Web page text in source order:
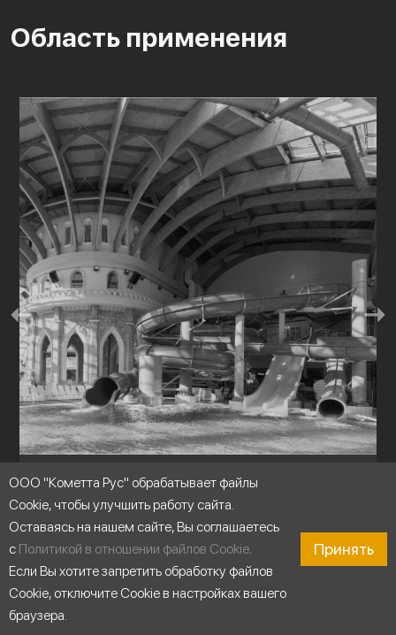
Область применения
Аквапарки
ООО "Кометта Рус" обрабатывает файлы
Cookie, чтобы улучшить работу сайта.
Оставаясь на нашем сайте, Вы соглашаетесь
с Политикой в отношении файлов Cookie.
Если Вы хотите запретить обработку файлов
Cookie, отключите Cookie в настройках вашего
браузера.
Принять